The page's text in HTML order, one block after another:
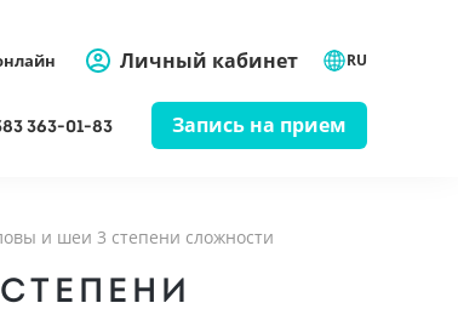
Личный кабинет RU
363-01-83 Запись на прием
и шеи 3 степени сложности